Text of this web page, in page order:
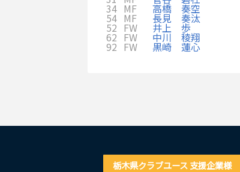
34 MF 高橋 奏空
54 MF 長見 奏汰
52 FW 井上 歩
62 FW 中川 稜翔
92 FW 黒崎 蓮心
栃木県クラブユース 支援企業様